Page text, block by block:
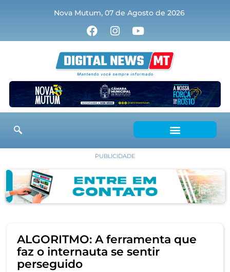
Nova Mutum, 07 de Agosto de 2026
PUBLICIDADE
ALGORITMO: A ferramenta que
faz o internauta se sentir
perseguido